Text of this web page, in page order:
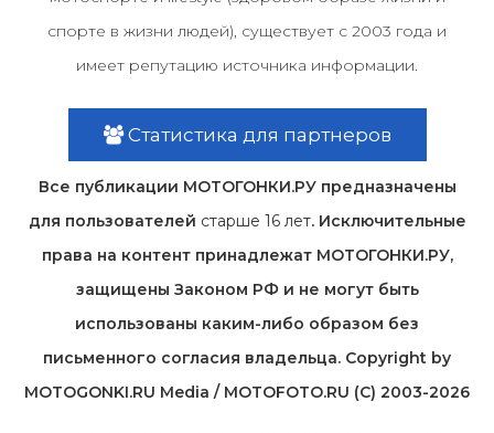
спорте в жизни людей), существует с 2003 года и
имеет репутацию источника информации.
Статистика для партнеров
Все публикации МОТОГОНКИ.РУ предназначены
для пользователей старше 16 лет. Исключительные
права на контент принадлежат МОТОГОНКИ.РУ,
защищены Законом РФ и не могут быть
использованы каким-либо образом без
письменного согласия владельца. Copyright by
MOTOGONKI.RU Media / MOTOFOTO.RU (C) 2003-2026